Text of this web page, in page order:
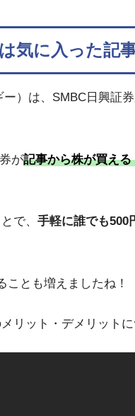
気に入った記
ー）は、SMBC日興証
が記事から株が買え
で、 手軽に誰でも500
ことも増えましたね！
リット・デメリット